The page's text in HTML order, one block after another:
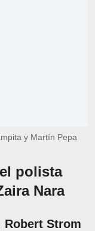
y Martín Pepa
polista
Nara
Robert Strom